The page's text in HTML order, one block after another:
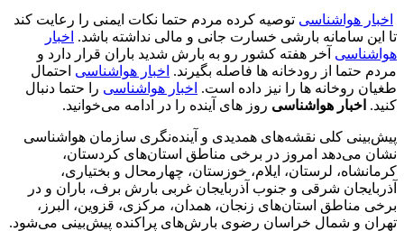
اخبار هواشناسی توصیه کرده مردم حتما نکات ایمنی را رعایت کند
تا این سامانه بارشی خسارت جانی و مالی نداشته باشد. اخبار
هواشناسی آخر هفته کشور رو به بارش شدید باران قرار دارد و
مردم حتما از رودخانه ها فاصله بگیرند. اخبار هواشناسی احتمال
طغیان روخانه ها را نیز داده است. اخبار هواشناسی را حتما دنبال
کنید. اخبار هواشناسی روز های آینده را در ادامه می‌خوانید.
پیش‌بینی کلی نقشه‌های همدیدی و آینده‌نگری سازمان هواشناسی
نشان می‌دهد امروز در برخی مناطق استان‌های کردستان،
کرمانشاه، لرستان، ایلام، خوزستان، چهارمحال و بختیاری،
آذربایجان شرقی و جنوب آذربایجان غربی بارش برف، باران و در
برخی مناطق استان‌های زنجان، همدان، مرکزی، قزوین، البرز،
تهران و شمال خراسان رضوی بارش‌های پراکنده پیش‌بینی می‌شود.